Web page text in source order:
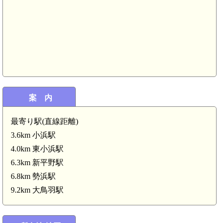
案 内
最寄り駅(直線距離)
3.6km 小浜駅
4.0km 東小浜駅
6.3km 新平野駅
6.8km 勢浜駅
9.2km 大鳥羽駅